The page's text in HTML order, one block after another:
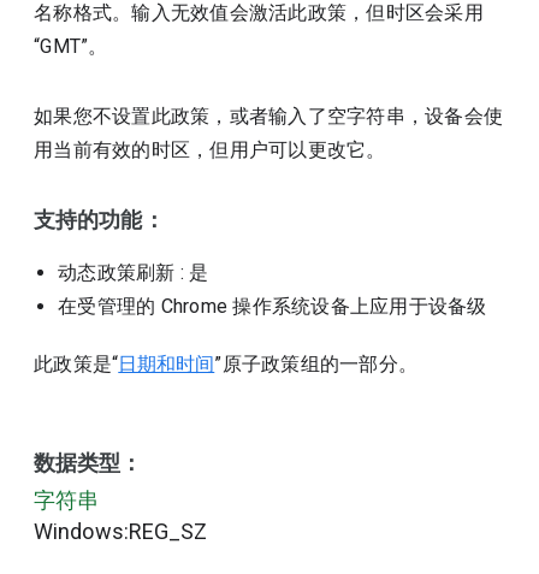
名称格式。输入无效值会激活此政策，但时区会采用
“GMT”。
如果您不设置此政策，或者输入了空字符串，设备会使
用当前有效的时区，但用户可以更改它。
支持的功能：
动态政策刷新 : 是
在受管理的 Chrome 操作系统设备上应用于设备级
此政策是“日期和时间”原子政策组的一部分。
数据类型：
字符串
Windows:REG_SZ